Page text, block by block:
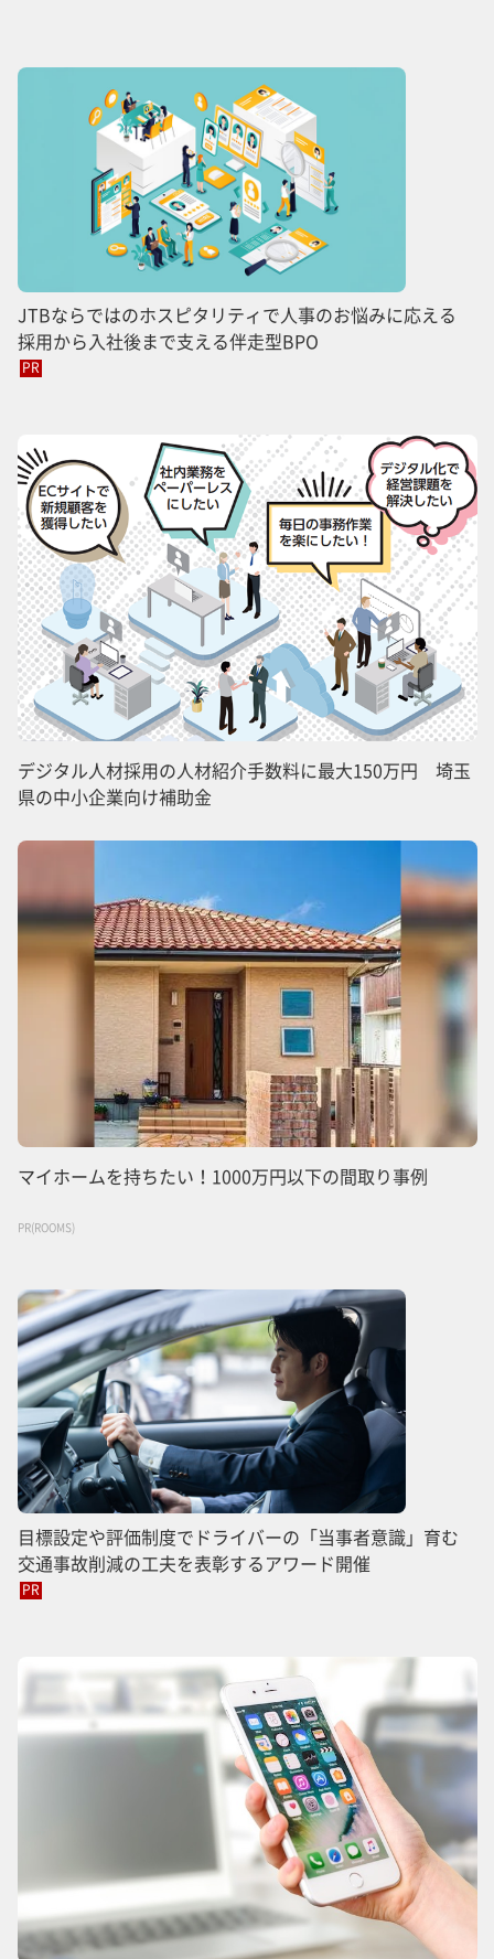
JTBならではのホスピタリティで人事のお悩みに応える
採用から入社後まで支える伴走型BPO
PR
デジタル人材採用の人材紹介手数料に最大150万円 埼玉
県の中小企業向け補助金
マイホームを持ちたい！1000万円以下の間取り事例
PR(ROOMS)
目標設定や評価制度でドライバーの「当事者意識」育む
交通事故削減の工夫を表彰するアワード開催
PR